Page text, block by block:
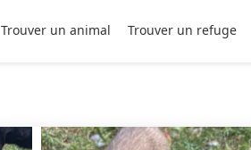
Trouver un animal Trouver un refuge